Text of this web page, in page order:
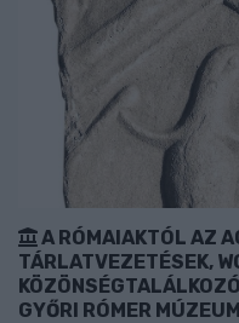
A RÓMAIAKTÓL AZ
TÁRLATVEZETÉSEK,
GYŐRI RÓMER